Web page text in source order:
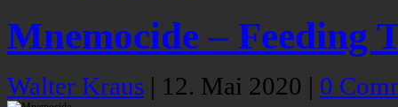
Mnemocide – Feeding
Walter Kraus | 12. Mai 2020 | 0